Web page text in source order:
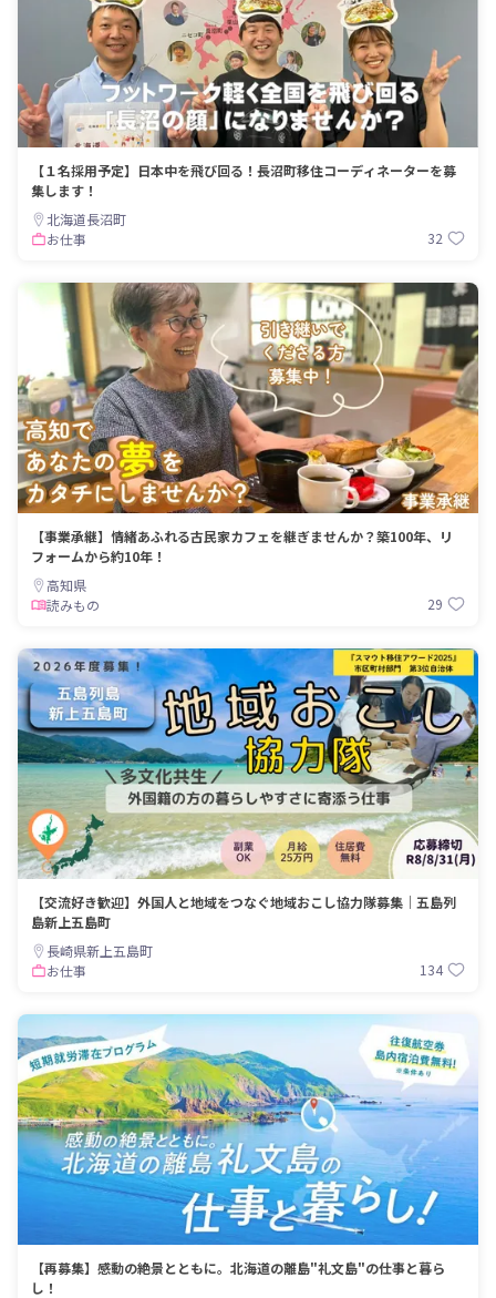
【１名採用予定】日本中を飛び回る！長沼町移住コーディネーターを募
集します！
北海道長沼町
お仕事
32
【事業承継】情緒あふれる古民家カフェを継ぎませんか？築100年、リ
フォームから約10年！
高知県
読みもの
29
【交流好き歓迎】外国人と地域をつなぐ地域おこし協力隊募集｜五島列
島新上五島町
長崎県新上五島町
お仕事
134
【再募集】感動の絶景とともに。北海道の離島"礼文島"の仕事と暮ら
し！